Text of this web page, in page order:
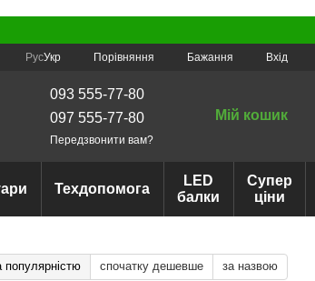
РусУкр Порівняння Бажання Вхід
093 555-77-80
097 555-77-80
Передзвонити вам?
Мій кошик
Техдопомога
LED
балки
Супер
ціни
популярністю спочатку дешевше за назвою